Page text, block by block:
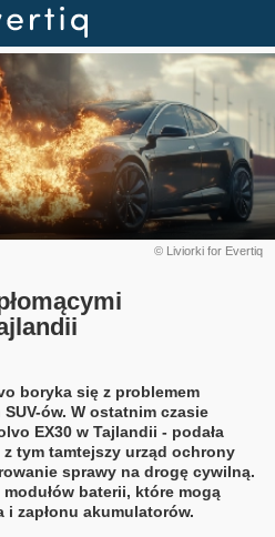
© Liviorki for Evertiq
boryka się z problemem
ów. W ostatnim czasie
EX30 w Tajlandii - podała
tym tamtejszy urząd ochrony
sprawy na drogę cywilną.
baterii, które mogą
zapłonu akumulatorów.